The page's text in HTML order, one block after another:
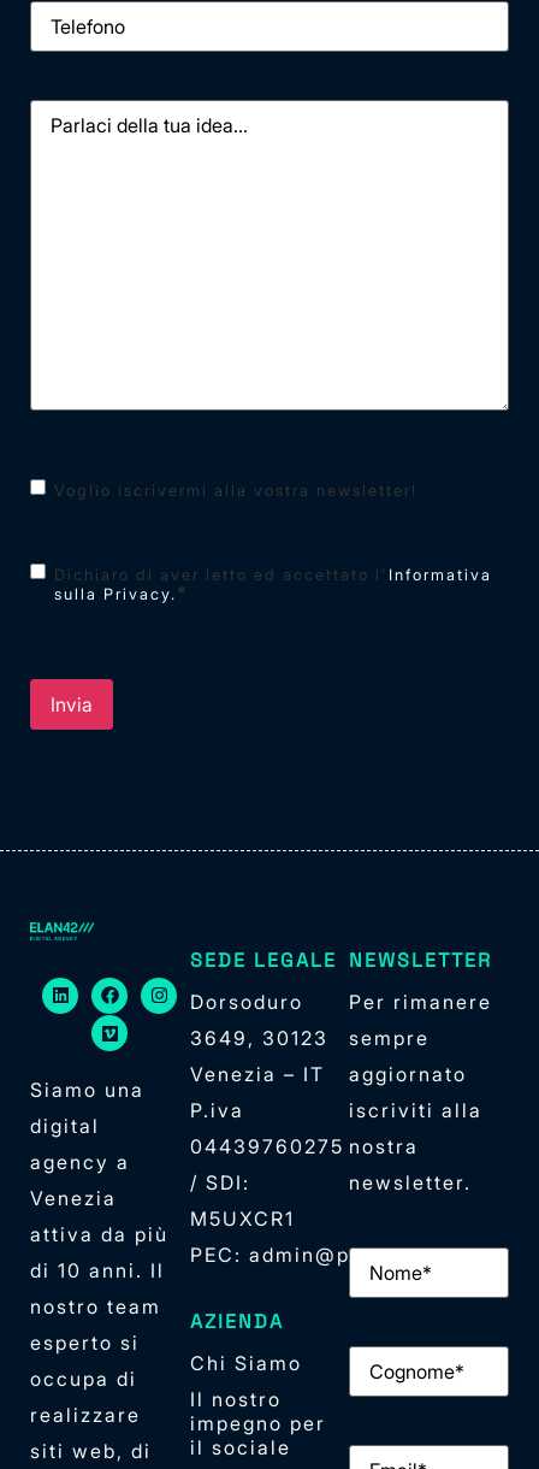
Telefono
Messaggio
Newsletter
Voglio iscrivermi alla vostra newsletter!
Consenso *
Dichiaro di aver letto ed accettato l' Informativa
sulla Privacy. *
Siamo una
digital
agency a
Venezia
attiva da più
di 10 anni. Il
nostro team
esperto si
occupa di
realizzare
siti web, di
SEDE LEGALE
Dorsoduro
3649, 30123
Venezia – IT
P.iva
04439760275
/ SDI:
M5UXCR1
PEC: admin@pec.elan42.com
AZIENDA
Chi Siamo
Il nostro
impegno per
il sociale
NEWSLETTER
Per rimanere
sempre
aggiornato
iscriviti alla
nostra
newsletter.
Nome
Cognome
Email